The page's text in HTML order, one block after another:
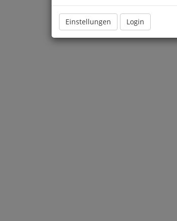
Einstellungen Login